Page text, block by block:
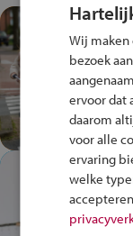
Wij
bezoek
ervoor dat
daarom
voor alle
ervaring
welke